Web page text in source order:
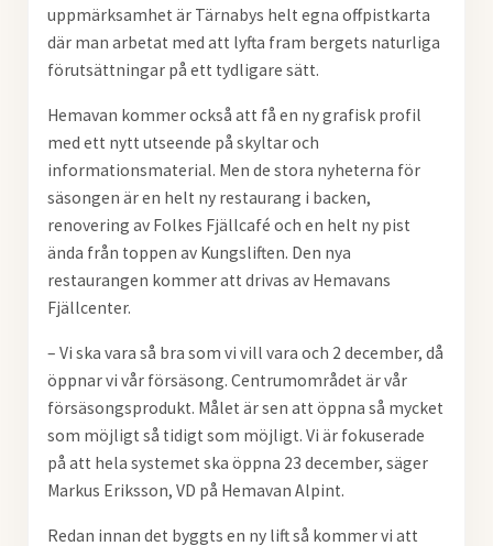
uppmärksamhet är Tärnabys helt egna offpistkarta
där man arbetat med att lyfta fram bergets naturliga
förutsättningar på ett tydligare sätt.
Hemavan kommer också att få en ny grafisk profil
med ett nytt utseende på skyltar och
informationsmaterial. Men de stora nyheterna för
säsongen är en helt ny restaurang i backen,
renovering av Folkes Fjällcafé och en helt ny pist
ända från toppen av Kungsliften. Den nya
restaurangen kommer att drivas av Hemavans
Fjällcenter.
– Vi ska vara så bra som vi vill vara och 2 december, då
öppnar vi vår försäsong. Centrumområdet är vår
försäsongsprodukt. Målet är sen att öppna så mycket
som möjligt så tidigt som möjligt. Vi är fokuserade
på att hela systemet ska öppna 23 december, säger
Markus Eriksson, VD på Hemavan Alpint.
Redan innan det byggts en ny lift så kommer vi att